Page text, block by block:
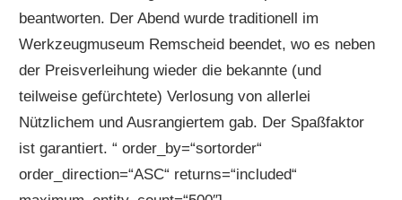
beantworten. Der Abend wurde traditionell im
Werkzeugmuseum Remscheid beendet, wo es neben
der Preisverleihung wieder die bekannte (und
teilweise gefürchtete) Verlosung von allerlei
Nützlichem und Ausrangiertem gab. Der Spaßfaktor
ist garantiert. “ order_by=“sortorder“
order_direction=“ASC“ returns=“included“